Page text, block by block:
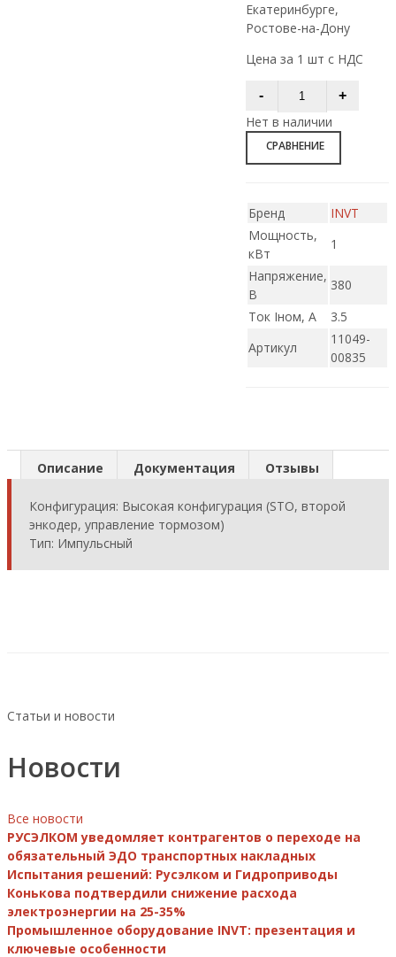
Екатеринбурге,
Ростове-на-Дону
Цена за 1 шт с НДС
Нет в наличии
СРАВНЕНИЕ
Бренд
INVT
Мощность,
кВт
1
Напряжение,
В
380
Ток Iном, А
3.5
Артикул
11049-
00835
Описание Документация Отзывы
Конфигурация: Высокая конфигурация (STO, второй
энкодер, управление тормозом)
Тип: Импульсный
Статьи и новости
Новости
Все новости
РУСЭЛКОМ уведомляет контрагентов о переходе на
обязательный ЭДО транспортных накладных
Испытания решений: Русэлком и Гидроприводы
Конькова подтвердили снижение расхода
электроэнергии на 25-35%
Промышленное оборудование INVT: презентация и
ключевые особенности